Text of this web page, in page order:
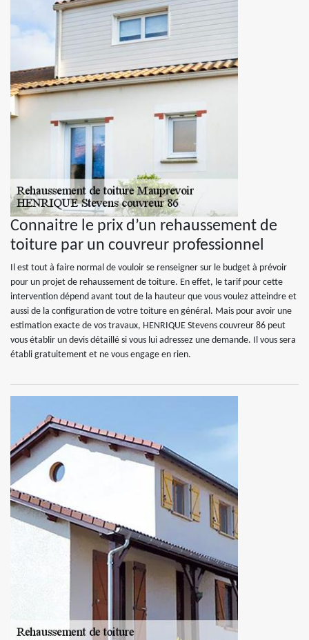
Connaitre le prix d’un rehaussement de
toiture par un couvreur professionnel
Il est tout à faire normal de vouloir se renseigner sur le budget à prévoir
pour un projet de rehaussement de toiture. En effet, le tarif pour cette
intervention dépend avant tout de la hauteur que vous voulez atteindre et
aussi de la configuration de votre toiture en général. Mais pour avoir une
estimation exacte de vos travaux, HENRIQUE Stevens couvreur 86 peut
vous établir un devis détaillé si vous lui adressez une demande. Il vous sera
établi gratuitement et ne vous engage en rien.